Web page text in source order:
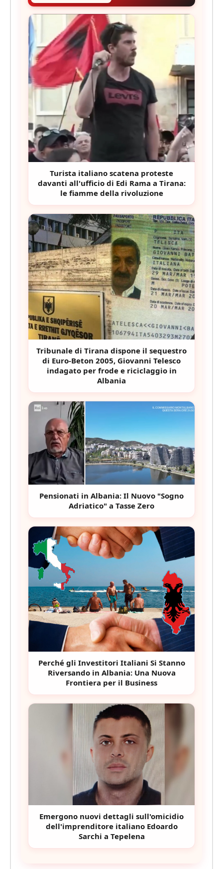
Turista italiano scatena proteste
davanti all'ufficio di Edi Rama a Tirana:
le fiamme della rivoluzione
Tribunale di Tirana dispone il sequestro
di Euro-Beton 2005, Giovanni Telesco
indagato per frode e riciclaggio in
Albania
Pensionati in Albania: Il Nuovo "Sogno
Adriatico" a Tasse Zero
Perché gli Investitori Italiani Si Stanno
Riversando in Albania: Una Nuova
Frontiera per il Business
Emergono nuovi dettagli sull'omicidio
dell'imprenditore italiano Edoardo
Sarchi a Tepelena